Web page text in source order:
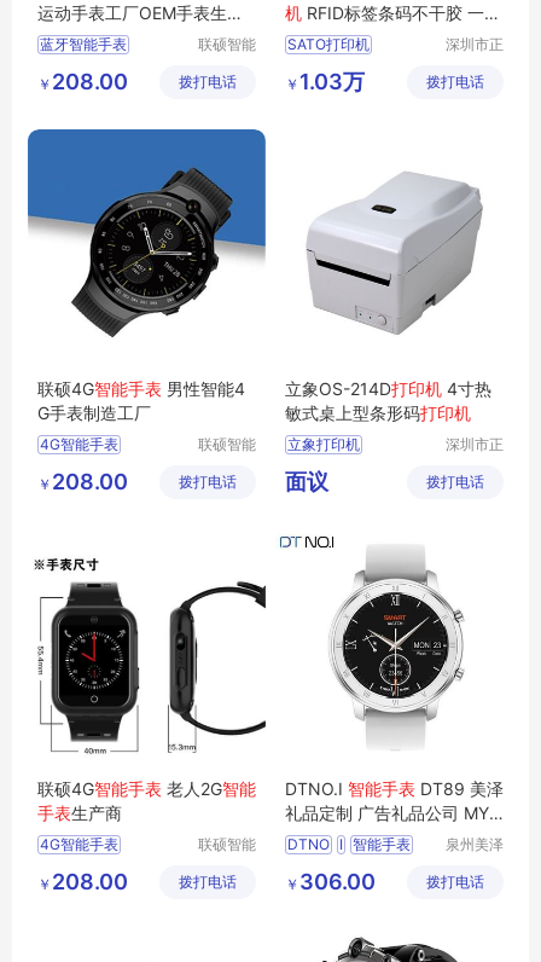
运动手表工厂OEM手表生产
厂商
蓝牙智能手表
智能4G手表
3G智能手表
联硕智能
有限公司
￥ 208.00 拨打电话
机 RFID标签条码不干胶 一站
式服务
SATO打印机
条码打印机
深圳市正
有限公司
￥ 1.03万 拨打电话
联硕4G智能手表 男性智能4
G手表制造工厂
4G智能手表
智能SOS手表
联硕智能
有限公司
￥ 208.00 拨打电话
立象OS-214D打印机 4寸热
敏式桌上型条形码打印机
立象打印机
标签打印机
条码打印机
深圳市正
有限公司
面议 拨打电话
联硕4G智能手表 老人2G智能
手表生产商
4G智能手表
智能3G手表
联硕智能
有限公司
￥ 208.00 拨打电话
DTNO.I 智能手表 DT89 美泽
礼品定制 广告礼品公司 MY-
XKY-L5-13
DTNO I 智能手表
XKY L5 13
泉州美泽
公司
￥ 306.00 拨打电话